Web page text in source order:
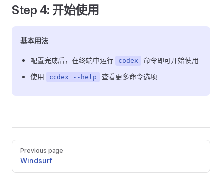
Step 4: 开始使用
基本用法
配置完成后，在终端中运行 codex
命令即可开始使用
使用
codex --help 查看更多命令选项
Pager
Previous page
Windsurf